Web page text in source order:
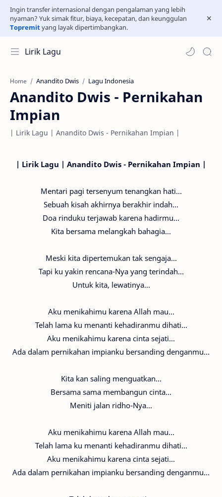
Ingin transfer internasional dengan pengalaman yang lebih
nyaman? Yuk simak fitur, biaya, kecepatan, dan keunggulan
Topremityang layak dipertimbangkan.
Lirik Lagu
Home Anandito Dwis Lagu Indonesia
Anandito Dwis - Pernikahan
Impian
| Lirik Lagu | Anandito Dwis - Pernikahan Impian |
| Lirik Lagu | Anandito Dwis - Pernikahan Impian |
Mentari pagi tersenyum tenangkan hati...
Sebuah kisah akhirnya berakhir indah...
Doa rinduku terjawab karena hadirmu...
Kita bersama melangkah bahagia...
Meski kita dipertemukan tak sengaja...
Tapi ku yakin rencana-Nya yang terindah...
Untuk kita, lewatinya...
Aku menikahimu karena Allah mau...
Telah lama ku menanti kehadiranmu dihati...
Aku menikahimu karena cinta sejati...
Ada dalam pernikahan impianku bersanding denganmu...
Kita kan saling menguatkan...
Bersama sama membangun cinta...
Meniti jalan ridho-Nya...
Aku menikahimu karena Allah mau...
Telah lama ku menanti kehadiranmu dihati...
Aku menikahimu karena cinta sejati...
Ada dalam pernikahan impianku bersanding denganmu...